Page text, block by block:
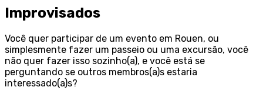
Improvisados
Você quer participar de um evento em Rouen, ou
simplesmente fazer um passeio ou uma excursão, você
não quer fazer isso sozinho(a), e você está se
perguntando se outros membros(a)s estaria
interessado(a)s?